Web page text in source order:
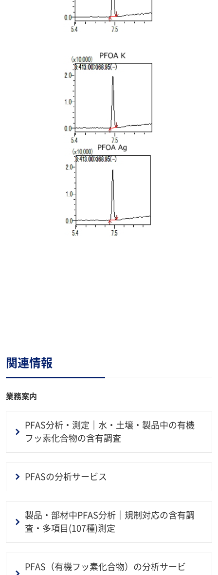
関連情報
業務案内
PFAS分析・測定｜水・土壌・製品中の有機
フッ素化合物の含有調査
PFASの分析サービス
製品・部材中PFAS分析｜規制対応の含有調
査・多項目(107種)測定
PFAS（有機フッ素化合物）の分析サービ